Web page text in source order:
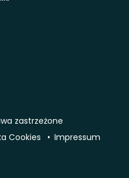
zastrzeżone
Cookies Impressum